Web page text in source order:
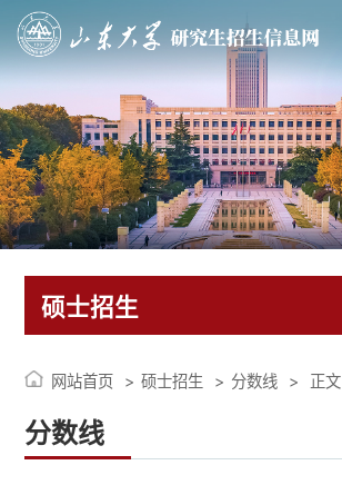
硕士招生
分数线
网站首页 硕士招生 分数线 正文